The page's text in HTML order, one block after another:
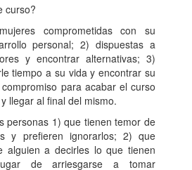
curso?
comprometidas con su
personal; 2) dispuestas a
y encontrar alternativas; 3)
tiempo a su vida y encontrar su
para acabar el curso
llegar al final del mismo.
personas 1) que tienen temor de
y prefieren ignorarlos; 2) que
alguien a decirles lo que tienen
de arriesgarse a tomar